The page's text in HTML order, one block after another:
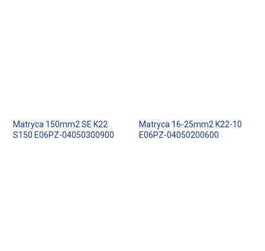
Matryca 150mm2 SE K22
S150 E06PZ-04050300900
Matryca 16-25mm2 K22-10
E06PZ-04050200600